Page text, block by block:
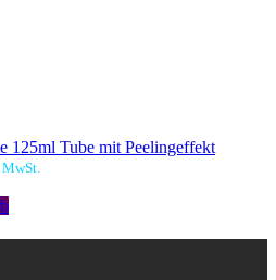
125ml Tube mit Peelingeffekt